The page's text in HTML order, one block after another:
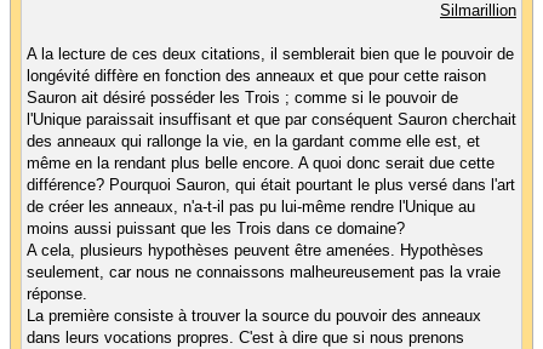
Silmarillion
A la lecture de ces deux citations, il semblerait bien que le pouvoir de
longévité diffère en fonction des anneaux et que pour cette raison
Sauron ait désiré posséder les Trois ; comme si le pouvoir de
l'Unique paraissait insuffisant et que par conséquent Sauron cherchait
des anneaux qui rallonge la vie, en la gardant comme elle est, et
même en la rendant plus belle encore. A quoi donc serait due cette
différence? Pourquoi Sauron, qui était pourtant le plus versé dans l'art
de créer les anneaux, n'a-t-il pas pu lui-même rendre l'Unique au
moins aussi puissant que les Trois dans ce domaine?
A cela, plusieurs hypothèses peuvent être amenées. Hypothèses
seulement, car nous ne connaissons malheureusement pas la vraie
réponse.
La première consiste à trouver la source du pouvoir des anneaux
dans leurs vocations propres. C'est à dire que si nous prenons